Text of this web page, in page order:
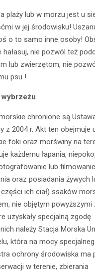
plaży lub w morzu jest u
w jej środowisku!
o to samo inne osoby!
hałasuj, nie pozwól też
lub zwierzętom, nie
psu !
chronione są
z 2004 r. Akt ten obejmuje
foki oraz morświny na
każdemu łapania,
lub
oraz posiadania żywych
ich ciał) ssaków
nie objętym powyższymi
uzyskały specjalną zgodę
należy Stacja Morska
która na mocy
ochrony środowiska ma
w terenie, zbierania